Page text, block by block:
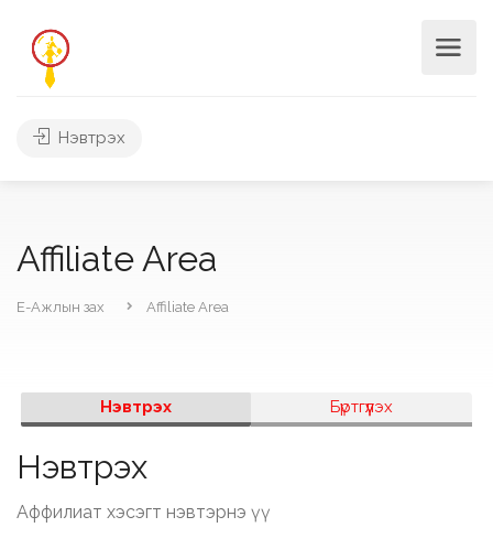
Нэвтрэх
Affiliate Area
Е-Ажлын зах Affiliate Area
Нэвтрэх Бүртгүүлэх
Нэвтрэх
Аффилиат хэсэгт нэвтэрнэ үү